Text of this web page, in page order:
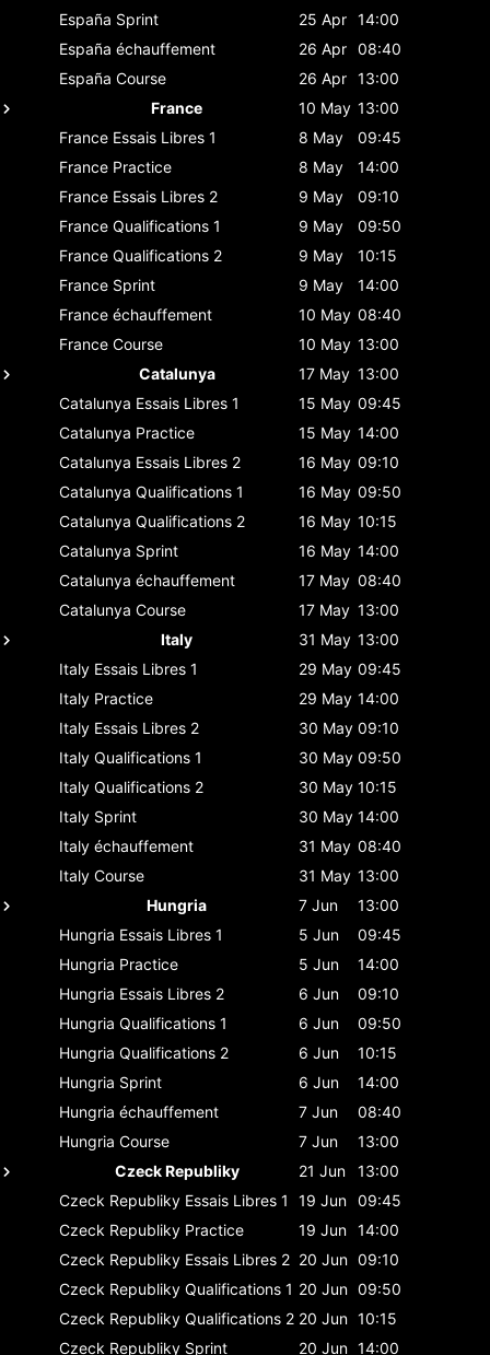
España Sprint 25 Apr 14:00
España échauffement 26 Apr 08:40
España Course 26 Apr 13:00
France
10 May 13:00
France Essais Libres 1 8 May
09:45
France Practice 8 May
14:00
France Essais Libres 2 9 May
09:10
France Qualifications 1 9 May
09:50
France Qualifications 2 9 May
10:15
France Sprint 9 May
14:00
France échauffement 10 May 08:40
France Course 10 May 13:00
Catalunya
17 May 13:00
Catalunya Essais Libres 1 15 May 09:45
Catalunya Practice 15 May 14:00
Catalunya Essais Libres 2 16 May 09:10
Catalunya Qualifications 1 16 May 09:50
Catalunya Qualifications 2 16 May 10:15
Catalunya Sprint 16 May 14:00
Catalunya échauffement 17 May 08:40
Catalunya Course 17 May 13:00
Italy
31 May 13:00
Italy Essais Libres 1 29 May 09:45
Italy Practice 29 May 14:00
Italy Essais Libres 2 30 May 09:10
Italy Qualifications 1 30 May 09:50
Italy Qualifications 2 30 May 10:15
Italy Sprint 30 May 14:00
Italy échauffement 31 May 08:40
Italy Course 31 May 13:00
Hungria
7 Jun
13:00
Hungria Essais Libres 1 5 Jun
09:45
Hungria Practice 5 Jun
14:00
Hungria Essais Libres 2 6 Jun
09:10
Hungria Qualifications 1 6 Jun
09:50
Hungria Qualifications 2 6 Jun
10:15
Hungria Sprint 6 Jun
14:00
Hungria échauffement 7 Jun
08:40
Hungria Course 7 Jun
13:00
Czeck Republiky
21 Jun
13:00
Czeck Republiky Essais Libres 1 19 Jun 09:45
Czeck Republiky Practice 19 Jun 14:00
Czeck Republiky Essais Libres 2 20 Jun 09:10
Czeck Republiky Qualifications 1 20 Jun 09:50
Czeck Republiky Qualifications 2 20 Jun 10:15
Czeck Republiky Sprint 20 Jun 14:00